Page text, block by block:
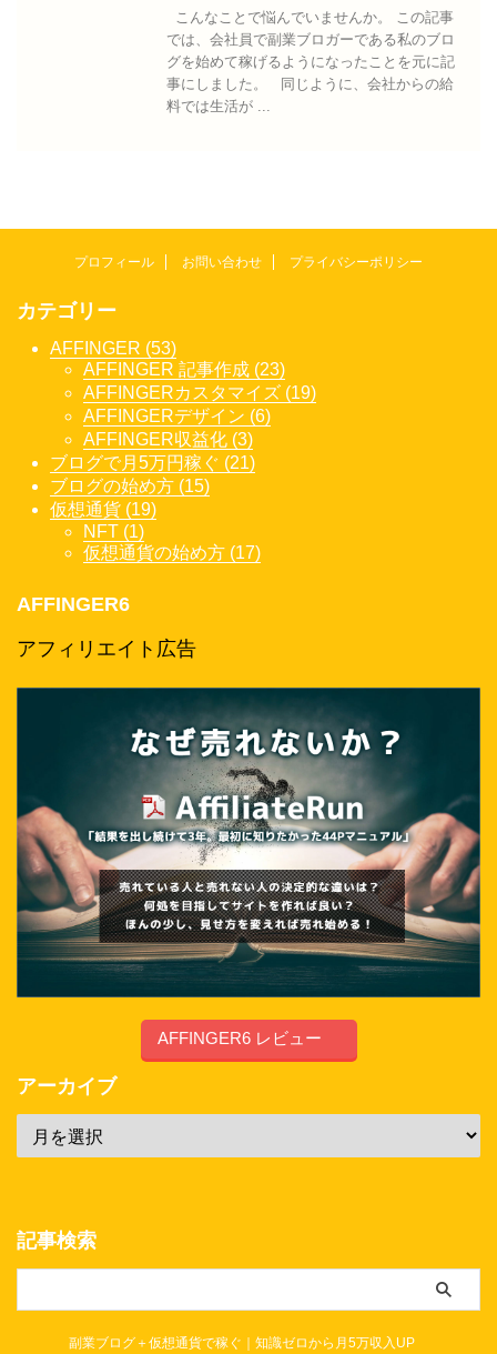
こんなことで悩んでいませんか。 この記事
では、会社員で副業ブロガーである私のブロ
グを始めて稼げるようになったことを元に記
事にしました。 同じように、会社からの給
料では生活が ...
プロフィール お問い合わせ プライバシーポリシー
カテゴリー
AFFINGER (53)
AFFINGER 記事作成 (23)
AFFINGERカスタマイズ (19)
AFFINGERデザイン (6)
AFFINGER収益化 (3)
ブログで月5万円稼ぐ (21)
ブログの始め方 (15)
仮想通貨 (19)
NFT (1)
仮想通貨の始め方 (17)
AFFINGER6
アフィリエイト広告
AFFINGER6 レビュー
アーカイブ
記事検索
副業ブログ＋仮想通貨で稼ぐ｜知識ゼロから月5万収入UP